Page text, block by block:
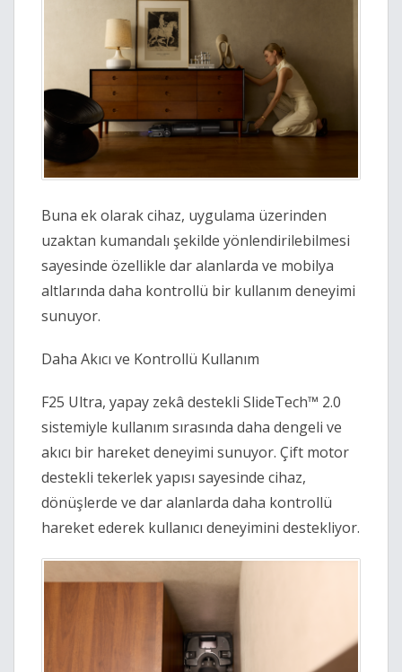
Buna ek olarak cihaz, uygulama üzerinden
uzaktan kumandalı şekilde yönlendirilebilmesi
sayesinde özellikle dar alanlarda ve mobilya
altlarında daha kontrollü bir kullanım deneyimi
sunuyor.
Daha Akıcı ve Kontrollü Kullanım
F25 Ultra, yapay zekâ destekli SlideTech™ 2.0
sistemiyle kullanım sırasında daha dengeli ve
akıcı bir hareket deneyimi sunuyor. Çift motor
destekli tekerlek yapısı sayesinde cihaz,
dönüşlerde ve dar alanlarda daha kontrollü